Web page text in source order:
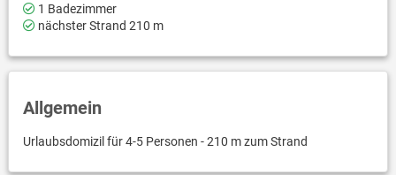
1 Badezimmer
nächster Strand 210 m
Allgemein
Urlaubsdomizil für 4-5 Personen - 210 m zum Strand